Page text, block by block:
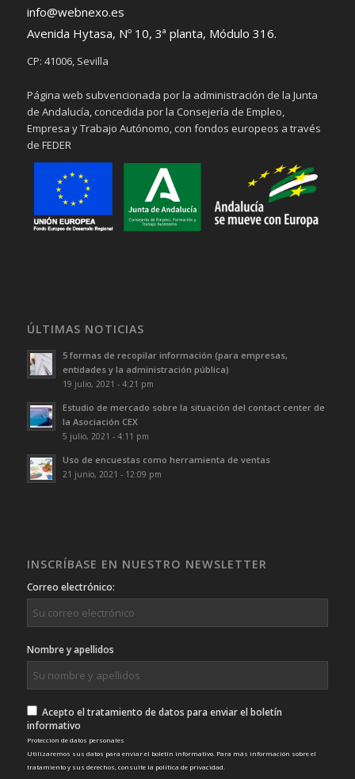
info@webnexo.es
Avenida Hytasa, Nº 10, 3ª planta, Módulo 316.
CP: 41006, Sevilla
Página web subvencionada por la administración de la Junta
de Andalucía, concedida por la Consejería de Empleo,
Empresa y Trabajo Autónomo, con fondos europeos a través
de FEDER
ÚLTIMAS NOTICIAS
5 formas de recopilar información (para empresas,
entidades y la administración pública)
19 julio, 2021 - 4:21 pm
Estudio de mercado sobre la situación del contact center de
la Asociación CEX
5 julio, 2021 - 4:11 pm
Uso de encuestas como herramienta de ventas
21 junio, 2021 - 12:09 pm
INSCRÍBASE EN NUESTRO NEWSLETTER
Correo electrónico:
Nombre y apellidos
Acepto el tratamiento de datos para enviar el boletín
informativo
Protección de datos personales
Utilizaremos sus datos para enviar el boletín informativo. Para más información sobre el
tratamiento y sus derechos, consulte la política de privacidad